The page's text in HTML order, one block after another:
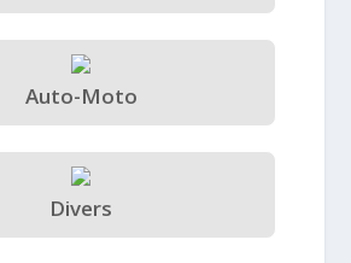
Auto-Moto
Divers